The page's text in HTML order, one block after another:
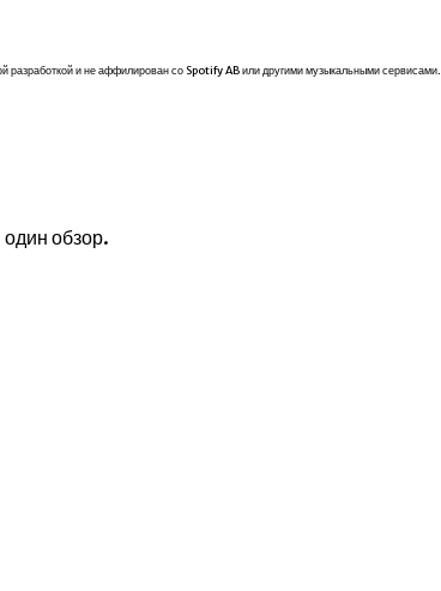
обзор.
разработкой и не аффилирован со Spotify AB или другими музыкальными сервисами.